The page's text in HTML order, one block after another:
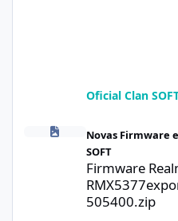
Oficial Clan
Firmware Realme C100i
Novas Firmware
SOFT
Firmware
505400.zip